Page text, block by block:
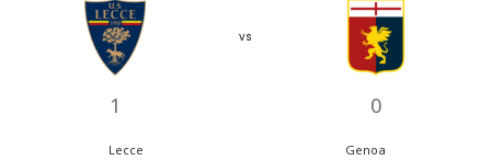
1
vs
0
Lecce Genoa